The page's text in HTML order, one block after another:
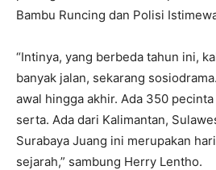
Bambu Runcing dan Polisi
“Intinya, yang berbeda tahun ini,
banyak jalan, sekarang
awal hingga akhir. Ada 350
serta. Ada dari Kalimantan,
Surabaya Juang ini merupakan
sejarah,” sambung Herry Lentho.